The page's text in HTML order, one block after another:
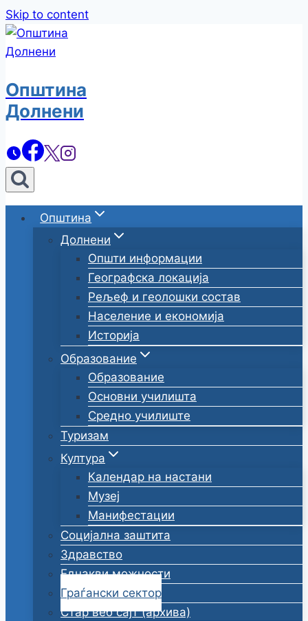
Skip to content
Општина
Долнени
Општина
Долнени
Општи информации
Географска локација
Рељеф и геолошки состав
Население и економија
Историја
Образование
Образование
Основни училишта
Средно училиште
Туризам
Култура
Календар на настани
Музеј
Манифестации
Социјална заштита
Здравство
Еднакви можности
Граѓански сектор
Стар веб сајт (архива)